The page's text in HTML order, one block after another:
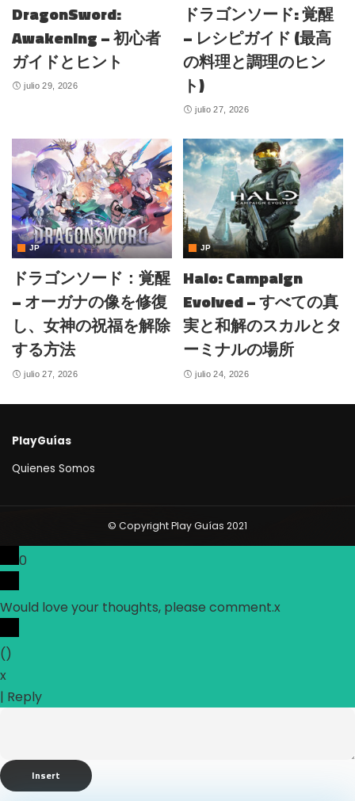
DragonSword:
Awakening – 初心者
ガイドとヒント
julio 29, 2026
ドラゴンソード: 覚醒
– レシピガイド (最高
の料理と調理のヒン
ト)
julio 27, 2026
JP
ドラゴンソード：覚醒
– オーガナの像を修復
し、女神の祝福を解除
する方法
julio 27, 2026
JP
Halo: Campaign
Evolved – すべての真
実と和解のスカルとタ
ーミナルの場所
julio 24, 2026
PlayGuías
Quienes Somos
© Copyright Play Guías 2021
0
Would love your thoughts, please comment.x
()
x
| Reply
Insert